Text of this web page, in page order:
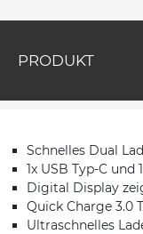
PRODUKT
Schnelles Dual
1x USB Typ-C und
Digital Display
Quick Charge 3.0
Ultraschnelles